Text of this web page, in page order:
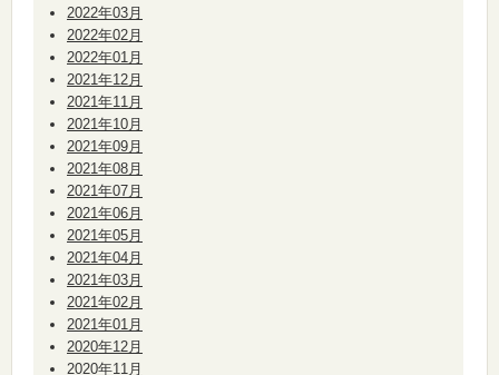
2022年03月
2022年02月
2022年01月
2021年12月
2021年11月
2021年10月
2021年09月
2021年08月
2021年07月
2021年06月
2021年05月
2021年04月
2021年03月
2021年02月
2021年01月
2020年12月
2020年11月